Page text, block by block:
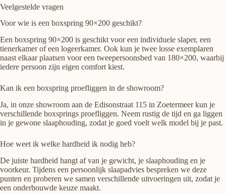
Veelgestelde vragen
Voor wie is een boxspring 90×200 geschikt?
Een boxspring 90×200 is geschikt voor een individuele slaper, een
tienerkamer of een logeerkamer. Ook kun je twee losse exemplaren
naast elkaar plaatsen voor een tweepersoonsbed van 180×200, waarbij
iedere persoon zijn eigen comfort kiest.
Kan ik een boxspring proefliggen in de showroom?
Ja, in onze showroom aan de Edisonstraat 115 in Zoetermeer kun je
verschillende boxsprings proefliggen. Neem rustig de tijd en ga liggen
in je gewone slaaphouding, zodat je goed voelt welk model bij je past.
Hoe weet ik welke hardheid ik nodig heb?
De juiste hardheid hangt af van je gewicht, je slaaphouding en je
voorkeur. Tijdens een persoonlijk slaapadvies bespreken we deze
punten en proberen we samen verschillende uitvoeringen uit, zodat je
een onderbouwde keuze maakt.